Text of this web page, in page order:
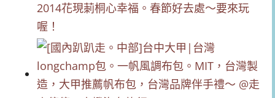
2014花現莿桐心幸福。春節好去處～要來玩
喔！